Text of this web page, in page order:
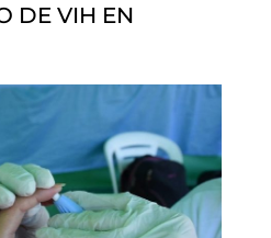
DE VIH EN